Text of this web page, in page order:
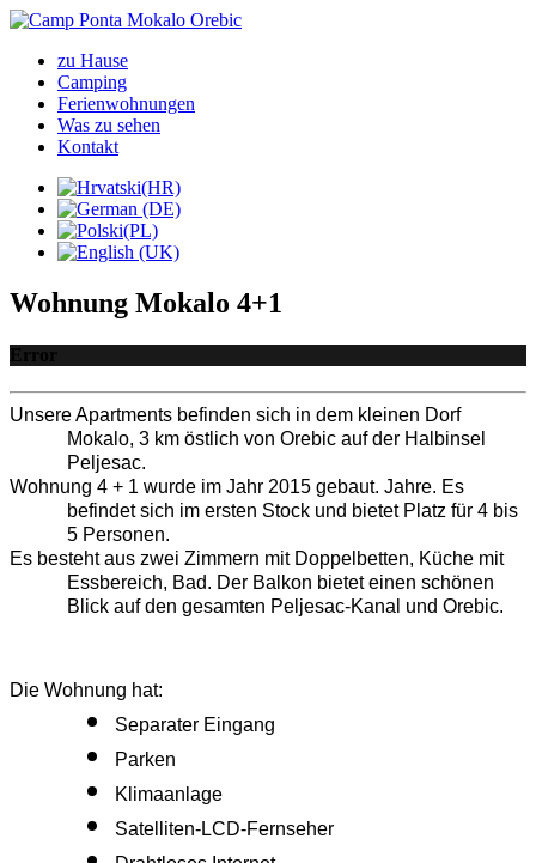
zu Hause
Camping
Ferienwohnungen
Was zu sehen
Kontakt
Wohnung Mokalo 4+1
Error
Unsere Apartments befinden sich in dem kleinen Dorf
Mokalo, 3 km östlich von Orebic auf der Halbinsel
Peljesac.
Wohnung 4 + 1 wurde im Jahr 2015 gebaut. Jahre. Es
befindet sich im ersten Stock und bietet Platz für 4 bis
5 Personen.
Es besteht aus zwei Zimmern mit Doppelbetten, Küche mit
Essbereich, Bad. Der Balkon bietet einen schönen
Blick auf den gesamten Peljesac-Kanal und Orebic.
Die Wohnung hat:
Separater Eingang
Parken
Klimaanlage
Satelliten-LCD-Fernseher